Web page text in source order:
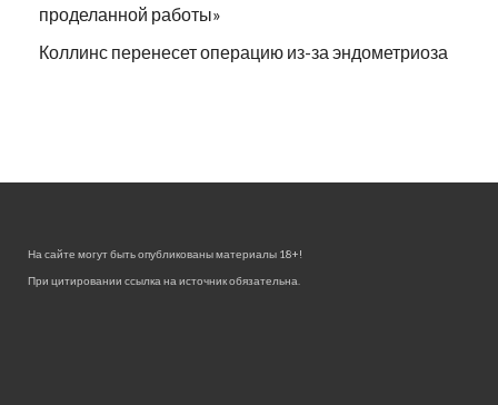
проделанной работы»
Коллинс перенесет операцию из-за эндометриоза
На сайте могут быть опубликованы материалы 18+!
При цитировании ссылка на источник обязательна.